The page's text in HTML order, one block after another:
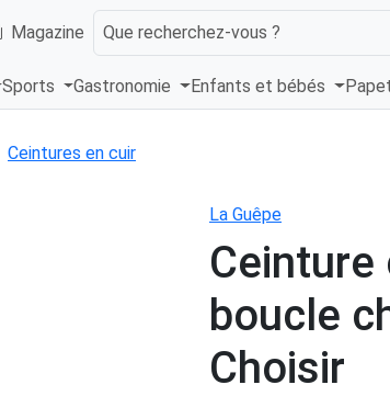
Magazine Que recherchez-vous ?
Sports Gastronomie Enfants et bébés
Ceintures en cuir
La Guêpe
Ceinture
boucle
Choisir